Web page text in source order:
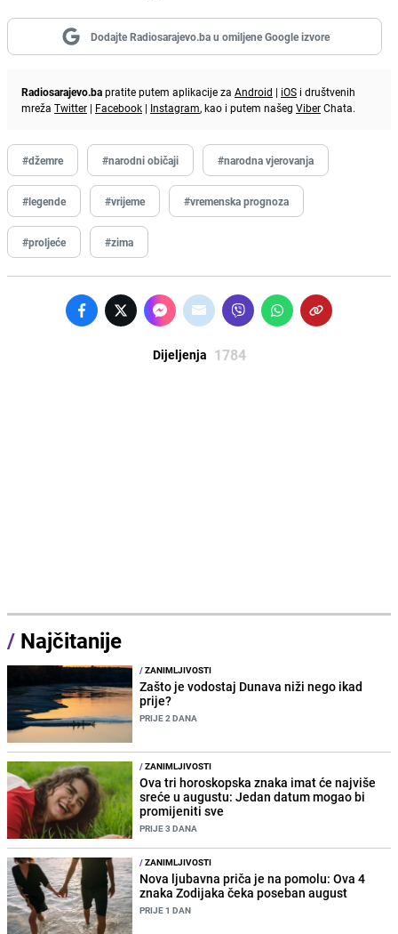
Dodajte Radiosarajevo.ba u omiljene Google izvore
Radiosarajevo.bapratite putem aplikacije za Android | iOS i društvenih
mreža Twitter | Facebook | Instagram, kao i putem našeg ViberChata.
#džemre #narodni običaji #narodna vjerovanja
#legende #vrijeme #vremenska prognoza
#proljeće #zima
Dijeljenja 1784
/ Najčitanije
/ZANIMLJIVOSTI
Zašto je vodostaj Dunava niži nego ikad
prije?
PRIJE 2 DANA
/ZANIMLJIVOSTI
Ova tri horoskopska znaka imat će najviše
sreće u augustu: Jedan datum mogao bi
promijeniti sve
PRIJE 3 DANA
/ZANIMLJIVOSTI
Nova ljubavna priča je na pomolu: Ova 4
znaka Zodijaka čeka poseban august
PRIJE 1 DAN